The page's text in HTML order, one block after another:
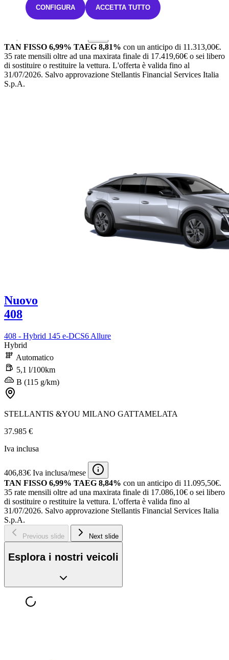
Iva inclusa
TAN FISSO 6,99% TAEG 8,81% con un anticipo di 11.313,00€.
35 rate mensili oltre ad una maxirata finale di 17.419,60€ o sei libero
di sostituire o restituire la vettura. L'offerta è valida fino al
31/07/2026. Salvo approvazione Stellantis Financial Services Italia
S.p.A.
Nuovo
408
408 - Hybrid 145 e-DCS6 Allure
Hybrid
Automatico
5,1 l/100km
B (115 g/km)
STELLANTIS &YOU MILANO GATTAMELATA
37.985 €
Iva inclusa
406,83€ Iva inclusa/mese
TAN FISSO 6,99% TAEG 8,84% con un anticipo di 11.095,50€.
35 rate mensili oltre ad una maxirata finale di 17.086,10€ o sei libero
di sostituire o restituire la vettura. L'offerta è valida fino al
31/07/2026. Salvo approvazione Stellantis Financial Services Italia
S.p.A.
Previous slide Next slide
Esplora i nostri veicoli
CONFIGURA ACCETTA TUTTO